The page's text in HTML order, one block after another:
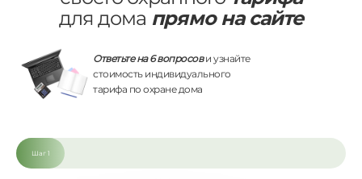
для дома прямо на сайте
Ответьте на 6 вопросови узнайте
стоимость индивидуального
тарифа по охране дома
Шаг 1